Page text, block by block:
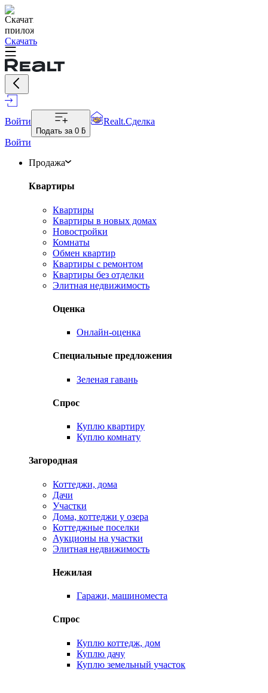
Скачать
Войти
Подать за 0 ƃ
Realt.Сделка
Войти
Продажа
Квартиры
Квартиры
Квартиры в новых домах
Новостройки
Комнаты
Обмен квартир
Квартиры с ремонтом
Квартиры без отделки
Элитная недвижимость
Оценка
Онлайн-оценка
Специальные предложения
Зеленая гавань
Спрос
Куплю квартиру
Куплю комнату
Загородная
Коттеджи, дома
Дачи
Участки
Дома, коттеджи у озера
Коттеджные поселки
Аукционы на участки
Элитная недвижимость
Нежилая
Гаражи, машиноместа
Спрос
Куплю коттедж, дом
Куплю дачу
Куплю земельный участок